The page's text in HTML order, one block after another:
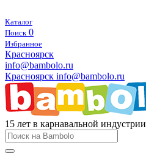
Каталог
Поиск 0
Избранное
Красноярск
info@bambolo.ru
Красноярск info@bambolo.ru
15 лет в карнавальной индустрии